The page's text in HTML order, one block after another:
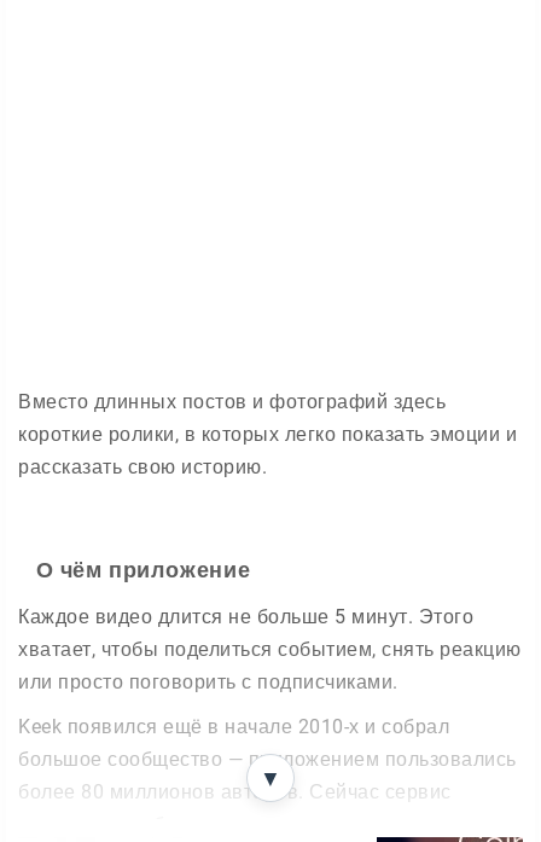
Вместо длинных постов и фотографий здесь
короткие ролики, в которых легко показать эмоции и
рассказать свою историю.
О чём приложение
Каждое видео длится не больше 5 минут. Этого
хватает, чтобы поделиться событием, снять реакцию
или просто поговорить с подписчиками.
Keek появился ещё в начале 2010-х и собрал
большое сообщество — приложением пользовались
более 80 миллионов авторов. Сейчас сервис
▼